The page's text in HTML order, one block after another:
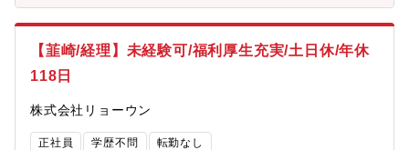
【韮崎/経理】未経験可/福利厚生充実/土日休/年休
118日
株式会社リョーウン
正社員 学歴不問 転勤なし